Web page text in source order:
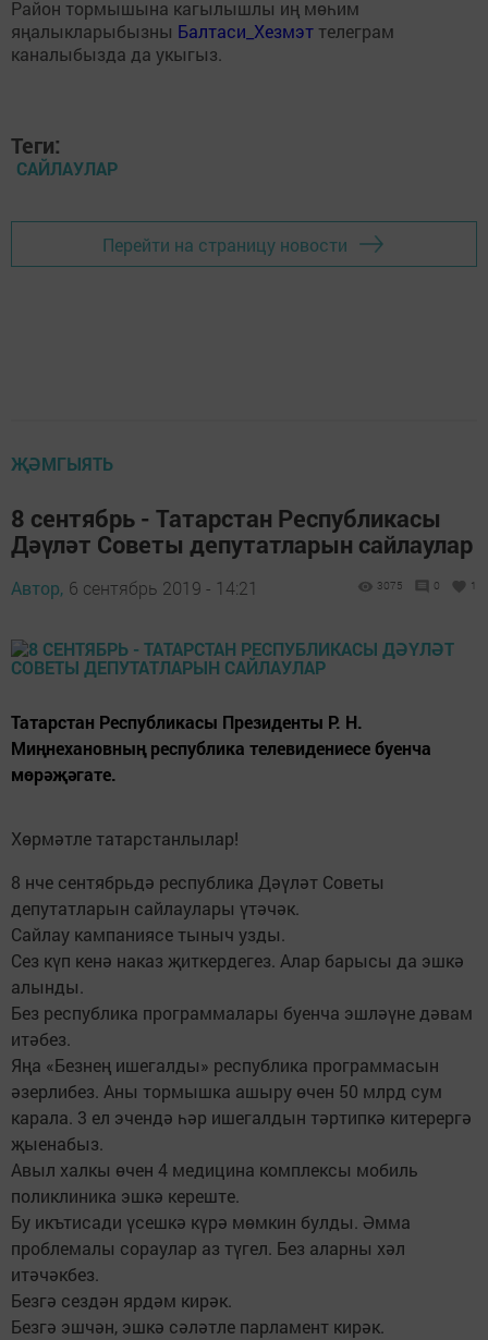
Район тормышына кагылышлы иң мөһим
яңалыкларыбызны Балтаси_Хезмэт телеграм
каналыбызда да укыгыз.
Теги:
САЙЛАУЛАР
Перейти на страницу новости
ҖӘМГЫЯТЬ
8 сентябрь - Татарстан Республикасы
Дәүләт Советы депутатларын сайлаулар
Автор, 6 сентябрь 2019 - 14:21 3075 0 1
Татарстан Республикасы Президенты Р. Н.
Миңнехановның республика телевидениесе буенча
мөрәҗәгате.
Хөрмәтле татарстанлылар!
8 нче сентябрьдә республика Дәүләт Советы
депутатларын сайлаулары үтәчәк.
Сайлау кампаниясе тыныч узды.
Сез күп кенә наказ җиткердегез. Алар барысы да эшкә
алынды.
Без республика программалары буенча эшләүне дәвам
итәбез.
Яңа «Безнең ишегалды» республика программасын
әзерлибез. Аны тормышка ашыру өчен 50 млрд сум
карала. 3 ел эчендә һәр ишегалдын тәртипкә китерергә
җыенабыз.
Авыл халкы өчен 4 медицина комплексы мобиль
поликлиника эшкә кереште.
Бу икътисади үсешкә күрә мөмкин булды. Әмма
проблемалы сораулар аз түгел. Без аларны хәл
итәчәкбез.
Безгә сездән ярдәм кирәк.
Безгә эшчән, эшкә сәләтле парламент кирәк.